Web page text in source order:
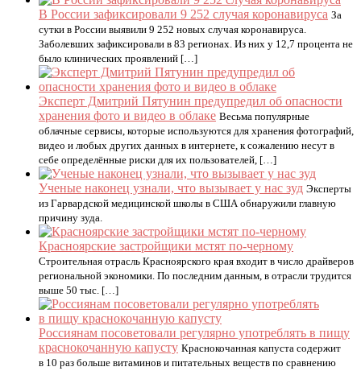
В России зафиксировали 9 252 случая коронавируса За
сутки в России выявили 9 252 новых случая коронавируса.
Заболевших зафиксировали в 83 регионах. Из них у 12,7 процента не
было клинических проявлений […]
Эксперт Дмитрий Пятунин предупредил об опасности
хранения фото и видео в облаке Весьма популярные
облачные сервисы, которые используются для хранения фотографий,
видео и любых других данных в интернете, к сожалению несут в
себе определённые риски для их пользователей, […]
Ученые наконец узнали, что вызывает у нас зуд Эксперты
из Гарвардской медицинской школы в США обнаружили главную
причину зуда.
Красноярские застройщики мстят по-черному
Строительная отрасль Красноярского края входит в число драйверов
региональной экономики. По последним данным, в отрасли трудится
выше 50 тыс. […]
Россиянам посоветовали регулярно употреблять в пищу
краснокочанную капусту Краснокочанная капуста содержит
в 10 раз больше витаминов и питательных веществ по сравнению